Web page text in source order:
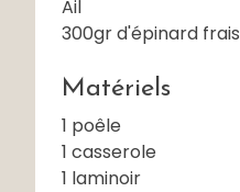
Ail
300gr d'épinard frais
Matériels
1 poêle
1 casserole
1 laminoir